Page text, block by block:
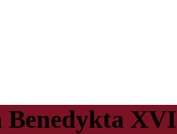
Benedykta XVI